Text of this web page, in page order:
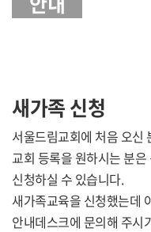
새가족 신청
서울드림교회에 처음 오신
교회 등록을 원하시는 분
신청하실 수 있습니다.
새가족교육을 신청했는데
안내데스크에 문의해 주시